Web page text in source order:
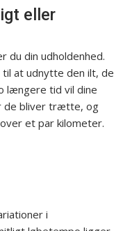
eller
du din udholdenhed.
at udnytte den ilt, de
længere tid vil dine
de bliver trætte, og
et par kilometer.
i